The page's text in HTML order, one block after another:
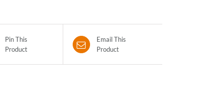
Pin This
Product
Email This
Product